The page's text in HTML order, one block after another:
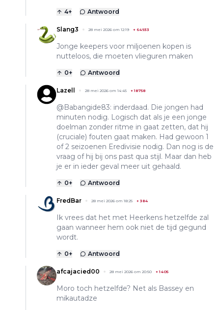
4+ Antwoord
Slang3 28 mei 2026 om 12:19 + 64933
Jonge keepers voor miljoenen kopen is
nutteloos, die moeten vlieguren maken
0+ Antwoord
Lazell 28 mei 2026 om 14:45 +18758
@Babangide83: inderdaad. Die jongen had
minuten nodig. Logisch dat als je een jonge
doelman zonder ritme in gaat zetten, dat hij
(cruciale) fouten gaat maken. Had gewoon 1
of 2 seizoenen Eredivisie nodig. Dan nog is de
vraag of hij bij ons past qua stijl. Maar dan heb
je er in ieder geval meer uit gehaald.
0+ Antwoord
FredBar 28 mei 2026 om 18:25 + 384
Ik vrees dat het met Heerkens hetzelfde zal
gaan wanneer hem ook niet de tijd gegund
wordt.
0+ Antwoord
afcajacied00 28 mei 2026 om 20:50 +1405
Moro toch hetzelfde? Net als Bassey en
mikautadze